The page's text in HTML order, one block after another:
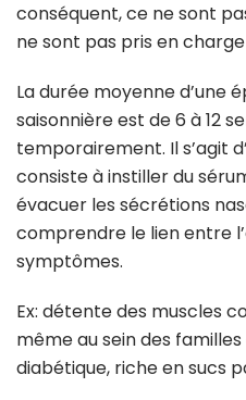
conséquent, ce ne sont
ne sont pas pris en
La durée moyenne d’une
saisonnière est de 6 à 12
temporairement. Il s’agit
consiste à instiller du
évacuer les sécrétions
comprendre le lien entre
symptômes.
Ex: détente des muscles
même au sein des
diabétique, riche en sucs